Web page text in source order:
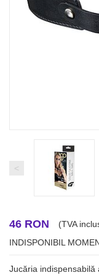
<
46 RON (TVA
INDISPONIBIL
Jucăria indispensabilă